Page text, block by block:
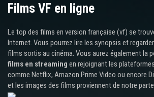
Films VF en ligne
Le top des films en version française (vf) se
Internet. Vous pourrez lire les synopsis et
films sortis au cinéma. Vous aurez également la
films en streaming en rejoignant les
comme Netflix, Amazon Prime Video ou encore
et les images des films proviennent de notre